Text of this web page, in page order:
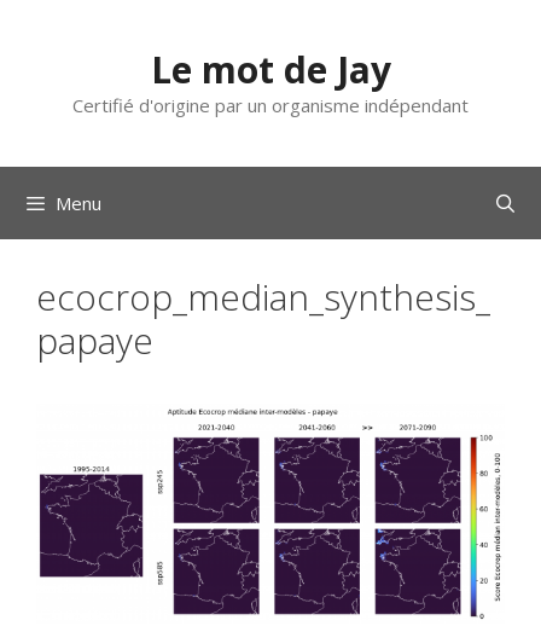
Le mot de Jay
Certifié d'origine par un organisme indépendant
Menu
ecocrop_median_synthesis_
papaye